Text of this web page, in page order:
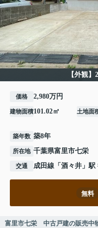
【外観
価格 2,980万円
建物面積101.02㎡ 土地面
築年数 築8年
所在地 千葉県富里市七栄
交通 成田線 「 酒々井 」
無料
富里市七栄 中古戸建の販売中